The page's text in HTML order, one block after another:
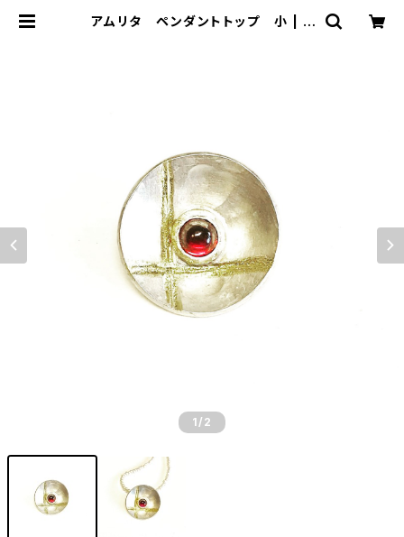
アムリタ ペンダントトップ 小 | U
1 /2